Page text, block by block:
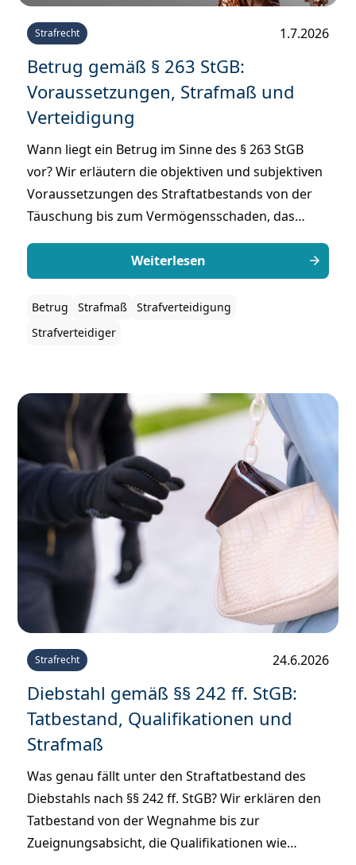
Strafrecht 1.7.2026
Betrug gemäß § 263 StGB:
Voraussetzungen, Strafmaß und
Verteidigung
Wann liegt ein Betrug im Sinne des § 263 StGB
vor? Wir erläutern die objektiven und subjektiven
Voraussetzungen des Straftatbestands von der
Täuschung bis zum Vermögensschaden, das
sowie die wichtigsten Ansatzpunkte für die
Verteidigung.
Weiterlesen
Betrug Strafmaß
Strafverteidigung
Strafverteidiger
Strafrecht 24.6.2026
Diebstahl gemäß §§ 242 ff. StGB:
Tatbestand, Qualifikationen und
Strafmaß
Was genau fällt unter den Straftatbestand des
Diebstahls nach §§ 242 ff. StGB? Wir erklären den
Tatbestand von der Wegnahme bis zur
Zueignungsabsicht, die Qualifikationen wie